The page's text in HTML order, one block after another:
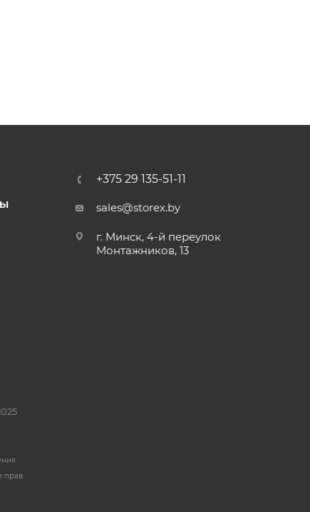
+375 29 135-51-11
sales@storex.by
г. Минск, 4-й переулок
Монтажников, 13
прав